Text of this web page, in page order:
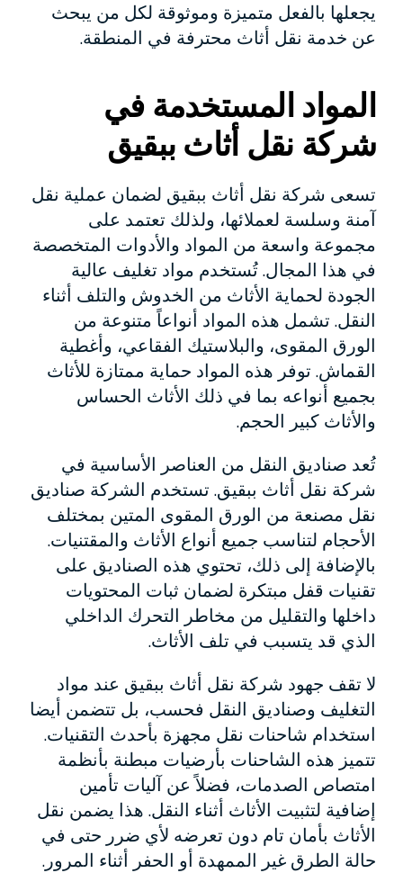
يجعلها بالفعل متميزة وموثوقة لكل من يبحث
عن خدمة نقل أثاث محترفة في المنطقة.
المواد المستخدمة في
شركة نقل أثاث ببقيق
تسعى شركة نقل أثاث ببقيق لضمان عملية نقل
آمنة وسلسة لعملائها، ولذلك تعتمد على
مجموعة واسعة من المواد والأدوات المتخصصة
في هذا المجال. تُستخدم مواد تغليف عالية
الجودة لحماية الأثاث من الخدوش والتلف أثناء
النقل. تشمل هذه المواد أنواعاً متنوعة من
الورق المقوى، والبلاستيك الفقاعي، وأغطية
القماش. توفر هذه المواد حماية ممتازة للأثاث
بجميع أنواعه بما في ذلك الأثاث الحساس
والأثاث كبير الحجم.
تُعد صناديق النقل من العناصر الأساسية في
شركة نقل أثاث ببقيق. تستخدم الشركة صناديق
نقل مصنعة من الورق المقوى المتين بمختلف
الأحجام لتناسب جميع أنواع الأثاث والمقتنيات.
بالإضافة إلى ذلك، تحتوي هذه الصناديق على
تقنيات قفل مبتكرة لضمان ثبات المحتويات
داخلها والتقليل من مخاطر التحرك الداخلي
الذي قد يتسبب في تلف الأثاث.
لا تقف جهود شركة نقل أثاث ببقيق عند مواد
التغليف وصناديق النقل فحسب، بل تتضمن أيضا
استخدام شاحنات نقل مجهزة بأحدث التقنيات.
تتميز هذه الشاحنات بأرضيات مبطنة بأنظمة
امتصاص الصدمات، فضلاً عن آليات تأمين
إضافية لتثبيت الأثاث أثناء النقل. هذا يضمن نقل
الأثاث بأمان تام دون تعرضه لأي ضرر حتى في
حالة الطرق غير الممهدة أو الحفر أثناء المرور.